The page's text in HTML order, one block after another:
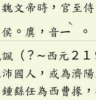
文帝時，官至
。廙，音ㄧ
ˋ
。
（？∼西元２１
沛國人，或為濟
繇任為西曹掾